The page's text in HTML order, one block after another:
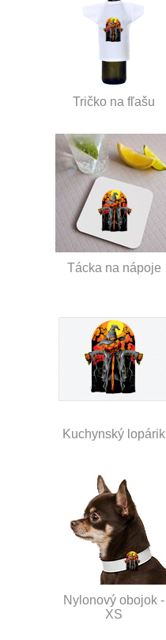
Tričko na fľašu
Tácka na nápoje
Kuchynský lopárik
Nylonový obojok -
XS